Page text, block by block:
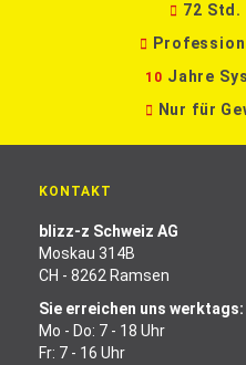
72
10 Jahre
Nur für
KONTAKT
blizz-z Schweiz AG
Moskau 314B
CH - 8262 Ramsen
Sie erreichen uns werktags:
Mo - Do: 7 - 18 Uhr
Fr: 7 - 16 Uhr